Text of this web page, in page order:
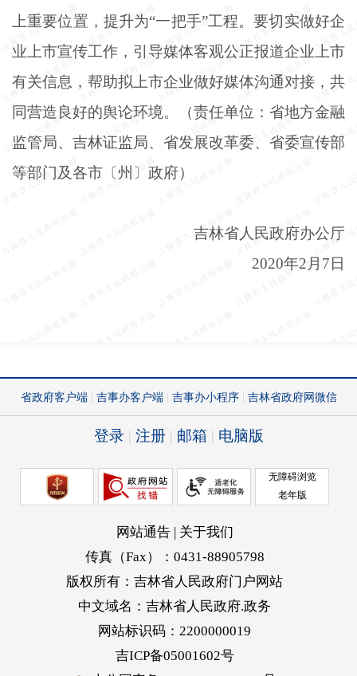
上重要位置，提升为“一把手”工程。要切实做好企
业上市宣传工作，引导媒体客观公正报道企业上市
有关信息，帮助拟上市企业做好媒体沟通对接，共
同营造良好的舆论环境。（责任单位：省地方金融
监管局、吉林证监局、省发展改革委、省委宣传部
等部门及各市〔州〕政府）
吉林省人民政府办公厅
2020年2月7日